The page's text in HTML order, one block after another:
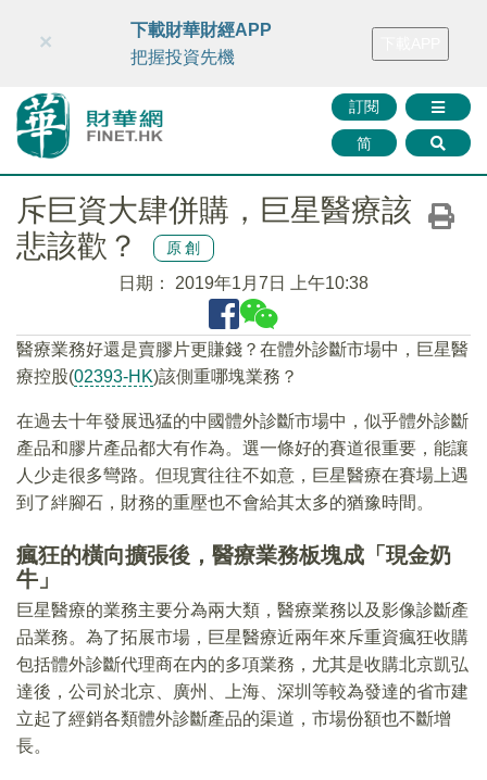
財華智庫網 FINTV FINMETA 財華證券 媒體矩陣
訂閱
简
×
下載財華財經APP
把握投資先機
斥巨資大肆併購，巨星醫療該
悲該歡？
原創
日期： 2019年1月7日 上午10:38
醫療業務好還是賣膠片更賺錢？在體外診斷市場中，巨星醫
療控股(02393-HK)該側重哪塊業務？
在過去十年發展迅猛的中國體外診斷市場中，似乎體外診斷
產品和膠片產品都大有作為。選一條好的賽道很重要，能讓
人少走很多彎路。但現實往往不如意，巨星醫療在賽場上遇
到了絆腳石，財務的重壓也不會給其太多的猶豫時間。
瘋狂的橫向擴張後，醫療業務板塊成「現金奶
牛」
巨星醫療的業務主要分為兩大類，醫療業務以及影像診斷產
品業務。為了拓展市場，巨星醫療近兩年來斥重資瘋狂收購
包括體外診斷代理商在内的多項業務，尤其是收購北京凱弘
達後，公司於北京、廣州、上海、深圳等較為發達的省市建
立起了經銷各類體外診斷產品的渠道，市場份額也不斷增
長。